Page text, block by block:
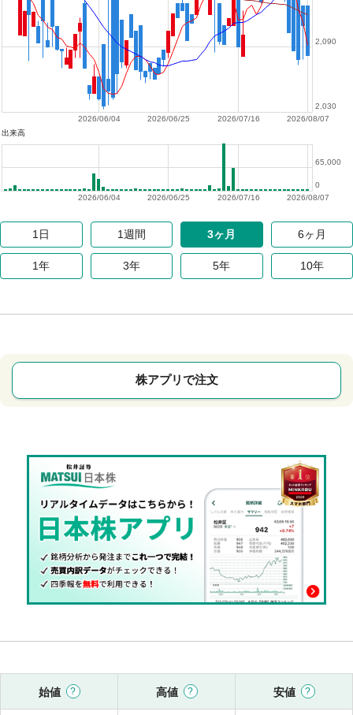
2026/08/07
2026/07/16
2026/06/25
2026/06/04
2,030
2,090
出来高
2026/08/07
2026/07/16
2026/06/25
2026/06/04
0
65,000
1日 1週間 3ヶ月 6ヶ月
1年 3年 5年 10年
株アプリで注文
始値 高値 安値